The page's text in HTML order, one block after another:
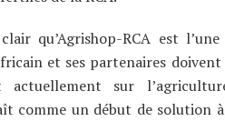
qu’Agrishop-RCA est
et ses partenaires
actuellement sur
comme un début de solution